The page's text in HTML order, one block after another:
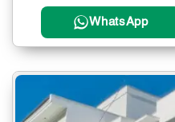
WhatsApp